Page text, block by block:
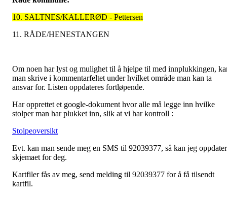
10. SALTNES/KALLERØD - Pettersen
11. RÅDE/HENESTANGEN
Om noen har lyst og mulighet til å hjelpe til med innplukkingen,
man skrive i kommentarfeltet under hvilket område man kan ta
ansvar for. Listen oppdateres fortløpende.
Har opprettet et google-dokument hvor alle må legge inn hvilke
stolper man har plukket inn, slik at vi har kontroll :
Stolpeoversikt
Evt. kan man sende meg en SMS til 92039377, så kan jeg
skjemaet for deg.
Kartfiler fås av meg, send melding til 92039377 for å få tilsendt
kartfil.